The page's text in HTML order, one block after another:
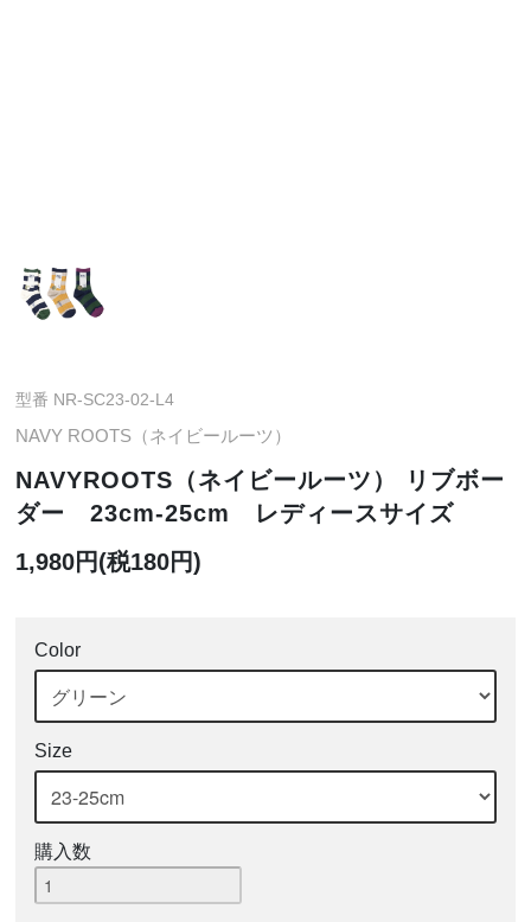
型番 NR-SC23-02-L4
NAVY ROOTS（ネイビールーツ）
NAVYROOTS（ネイビールーツ） リブボー
ダー 23cm-25cm レディースサイズ
1,980円(税180円)
Color
Size
購入数